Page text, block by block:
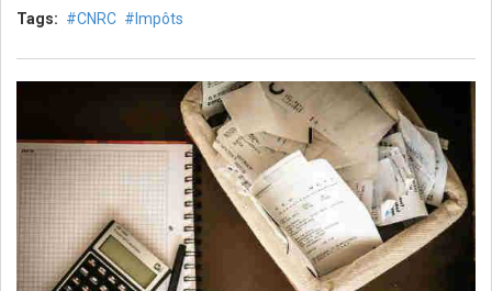
Tags:
CNRC Impôts